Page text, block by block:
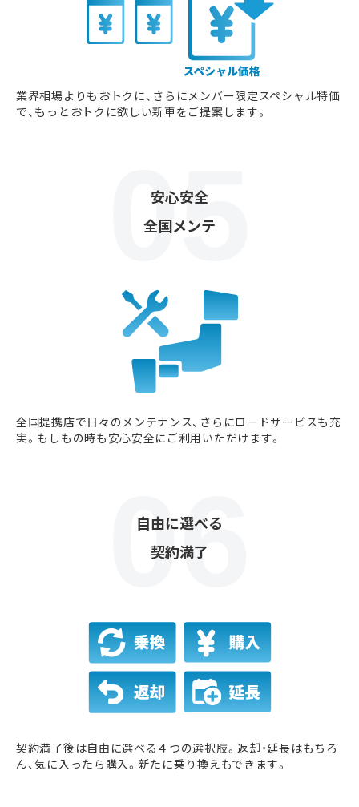
業界相場よりもおトクに、さらにメンバー限定スペシャル特価
で、もっとおトクに欲しい新車をご提案します。
安心安全
全国メンテ
全国提携店で日々のメンテナンス、さらにロードサービスも充
実。もしもの時も安心安全にご利用いただけます。
自由に選べる
契約満了
契約満了後は自由に選べる４つの選択肢。返却・延長はもちろ
ん、気に入ったら購入。新たに乗り換えもできます。